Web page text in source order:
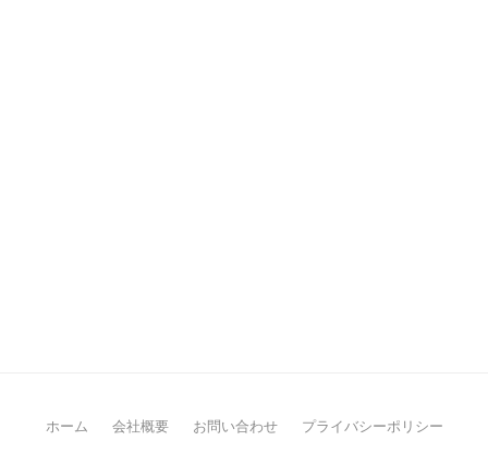
ホーム 会社概要 お問い合わせ プライバシーポリシー